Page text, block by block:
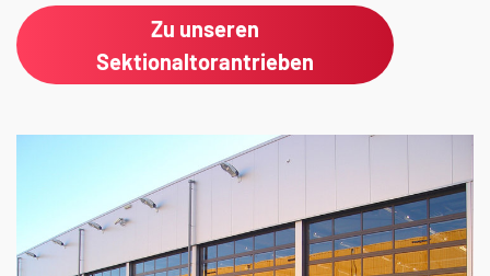
Zu unseren
Sektionaltorantrieben